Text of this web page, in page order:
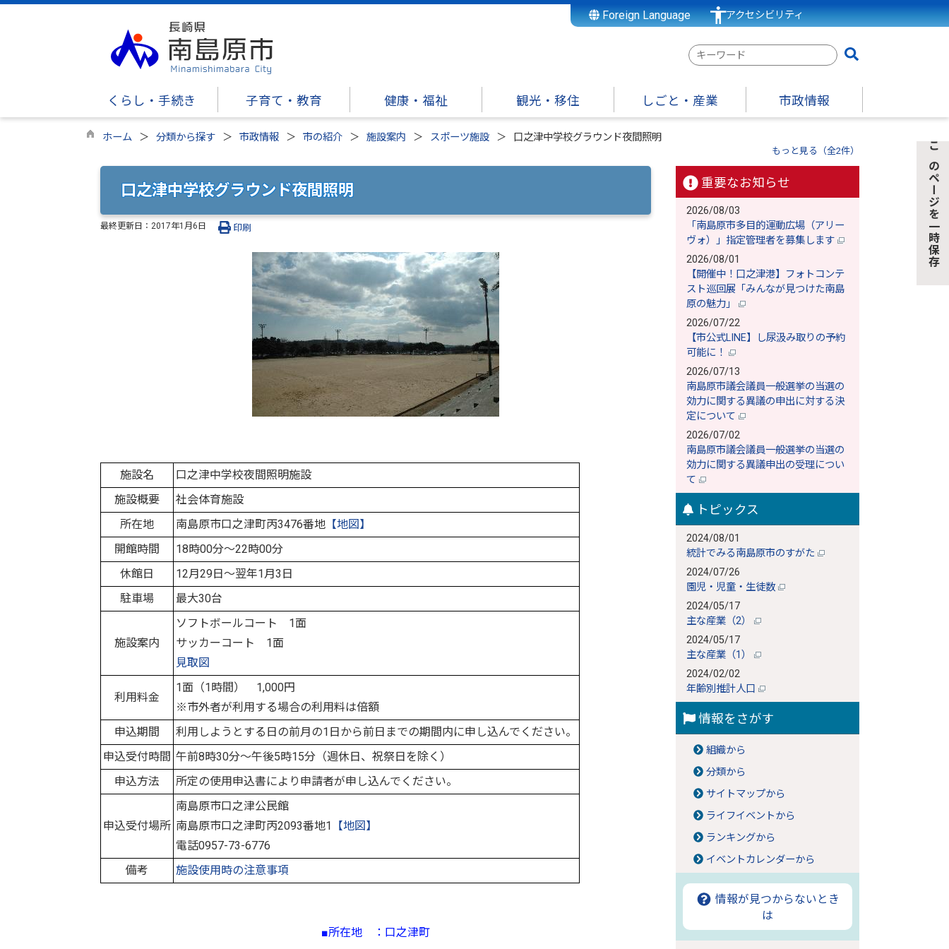
Foreign Language アクセシビリティ
検
ー
ワ
くらし・手続き 子育て・教育 健康・福祉 観光・移住 しごと・産業 市政情報
ホーム 分類から探す 市政情報 市の紹介 施設案内 スポーツ施設 口之津中学校グラウンド夜間照明
もっと見る（全2件）
口之津中学校グラウンド夜間照明
最終更新日： 2017年1月6日 印刷
施設名
口之津中学校夜間照明施設
施設概要
社会体育施設
所在地
南島原市口之津町丙3476番地 【地図】
開館時間
18時00分～22時00分
休館日
12月29日～翌年1月3日
駐車場
最大30台
施設案内
ソフトボールコート 1面
サッカーコート 1面
見取図
利用料金
1面（1時間） 1,000円
※市外者が利用する場合の利用料は倍額
申込期間
利用しようとする日の前月の1日から前日までの期間内に申し込んでください。
申込受付時間 午前8時30分～午後5時15分（週休日、祝祭日を除く）
申込方法
所定の使用申込書により申請者が申し込んでください。
申込受付場所
南島原市口之津公民館
南島原市口之津町丙2093番地1
【地図】
電話0957-73-6776
備考
施設使用時の注意事項
■所在地 ：口之津町
重要なお知らせ
2026/08/03
「南島原市多目的運動広場（アリー
ヴォ）」指定管理者を募集します
2026/08/01
【開催中！口之津港】フォトコンテ
スト巡回展「みんなが見つけた南島
原の魅力」
2026/07/22
【市公式LINE】し尿汲み取りの予約
可能に！
2026/07/13
南島原市議会議員一般選挙の当選の
効力に関する異議の申出に対する決
定について
2026/07/02
南島原市議会議員一般選挙の当選の
効力に関する異議申出の受理につい
て
トピックス
2024/08/01
統計でみる南島原市のすがた
2024/07/26
園児・児童・生徒数
2024/05/17
主な産業（2）
2024/05/17
主な産業（1）
2024/02/02
年齢別推計人口
情報をさがす
組織から
分類から
サイトマップから
ライフイベントから
ランキングから
イベントカレンダーから
情報が見つからないとき
は
このページを一時保存